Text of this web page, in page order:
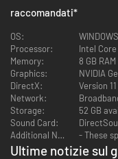
"Monster Hunter: World",
un'esperienza ancora più
disposizione per dare la
pieno di emozionanti
STORIA
Ogni dieci anni, i draghi
ciò che viene definita "la
raccomandati*
OS:
Processor:
Intel Core
Memory:
8 GB RAM
Graphics:
NVIDIA
DirectX:
Version 11
Network:
Storage:
52 GB
Sound Card:
Additional Notes:
- These
Ultime notizie sul